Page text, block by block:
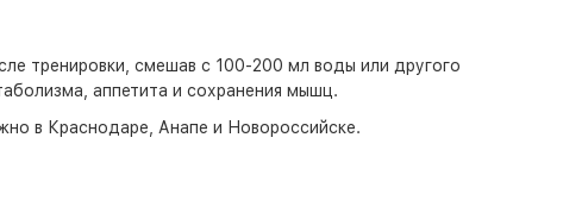
тренировки, смешав с 100-200 мл воды или другого
аппетита и сохранения мышц.
в Краснодаре, Анапе и Новороссийске.